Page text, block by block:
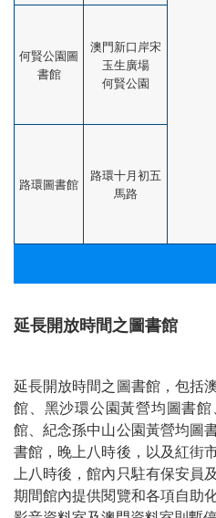
何賢公園圖
書館
澳門新口岸宋
玉生廣場
何賢公園
路環圖書館
路環十月初五
馬路
延長開放時間之圖書館
延長開放時間之圖書館，包括
館、黑沙環公園黃營均圖書
館、紀念孫中山公園黃營均圖
書館，晚上八時後，以及紅街
上八時後，館內只駐有保安員
期間館內提供閱覽和各項自助